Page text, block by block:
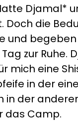
Djamal*
Doch die
und
zur Ruhe.
mich eine
in der
in der
das Camp.